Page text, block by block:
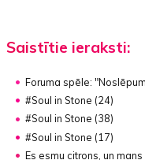
Saistītie ieraksti:
Foruma spēle:
#Soul in Stone (24)
#Soul in Stone (38)
#Soul in Stone (17)
Es esmu citrons, un